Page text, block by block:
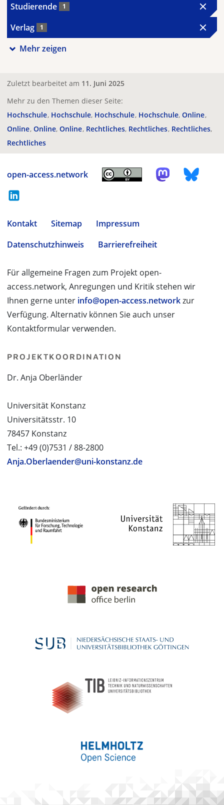
Studierende 1
Verlag 1
Mehr zeigen
Zuletzt bearbeitet am 11. Juni 2025
Mehr zu den Themen dieser Seite:
Hochschule Hochschule Hochschule Hochschule Online
Online Online Online Rechtliches Rechtliches Rechtliches
Rechtliches
open-access.network
Kontakt Sitemap
Impressum
Datenschutzhinweis
Barrierefreiheit
Für allgemeine Fragen zum Projekt open-
access.network, Anregungen und Kritik stehen wir
Ihnen gerne unter info@open-access.networkzur
Verfügung. Alternativ können Sie auch unser
Kontaktformular verwenden.
PROJEKTKOORDINATION
Dr. Anja Oberländer
Universität Konstanz
Universitätsstr. 10
78457 Konstanz
Tel.: +49 (0)7531 / 88-2800
Anja.Oberlaender@uni-konstanz.de